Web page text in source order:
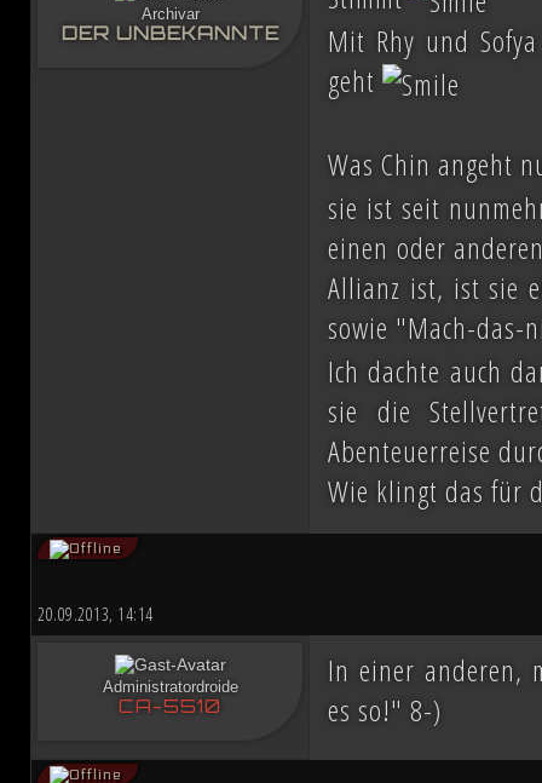
Archivar
DER UNBEKANNTE
Mit Rhy und
geht
Was Chin angeht
sie ist seit
einen oder
Allianz ist, ist sie
sowie "Mach-
Ich dachte auch
sie die
Abenteuerreise
Wie klingt das für
20.09.2013, 14:14
Administratordroide
CA-5510
In einer anderen,
es so!" 8-)